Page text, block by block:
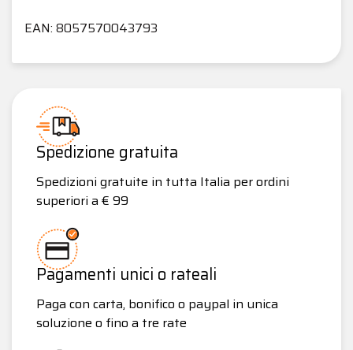
EAN: 8057570043793
Spedizione gratuita
Spedizioni gratuite in tutta Italia per ordini
superiori a € 99
Pagamenti unici o rateali
Paga con carta, bonifico o paypal in unica
soluzione o fino a tre rate